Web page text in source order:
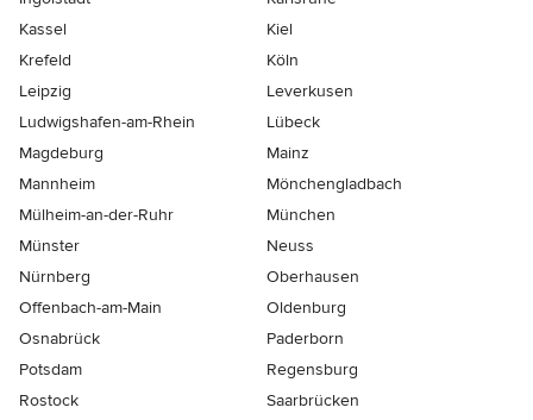
Kassel
Kiel
Krefeld
Köln
Leipzig
Leverkusen
Ludwigshafen-am-Rhein
Lübeck
Magdeburg
Mainz
Mannheim
Mönchen­gladbach
Mülheim-an-der-Ruhr
München
Münster
Neuss
Nürnberg
Oberhausen
Offenbach-am-Main
Oldenburg
Osnabrück
Paderborn
Potsdam
Regensburg
Rostock
Saarbrücken